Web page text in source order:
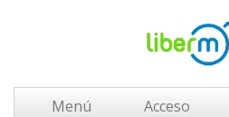
Menú Acceso